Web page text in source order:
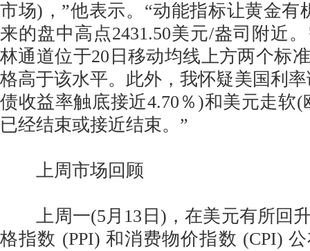
市场)，”他表示。“动能指标让黄金有
来的盘中高点2431.50美元/盎司附近
林通道位于20日移动均线上方两个标
格高于该水平。此外，我怀疑美国利
债收益率触底接近4.70％)和美元走软
已经结束或接近结束。”
上周市场回顾
上周一(5月13日)，在美元有所回
格指数 (PPI) 和消费物价指数 (CPI)